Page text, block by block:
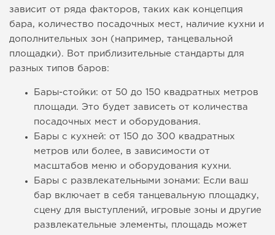
зависит от ряда факторов, таких как концепция
бара, количество посадочных мест, наличие кухни и
дополнительных зон (например, танцевальной
площадки). Вот приблизительные стандарты для
разных типов баров:
Бары-стойки: от 50 до 150 квадратных метров
площади. Это будет зависеть от количества
посадочных мест и оборудования.
Бары с кухней: от 150 до 300 квадратных
метров или более, в зависимости от
масштабов меню и оборудования кухни.
Бары с развлекательными зонами: Если ваш
бар включает в себя танцевальную площадку,
сцену для выступлений, игровые зоны и другие
развлекательные элементы, площадь может